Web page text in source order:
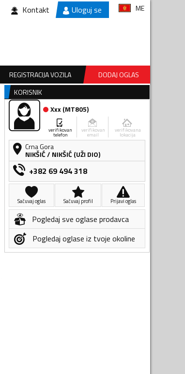
Kontakt Uloguj se ME
REGISTRACIJA VOZILA
DODAJ OGLAS
KORISNIK
Xxx(MT805)
verifikovan
telefon
verifikovan
email
verifikovana
lokacija
Crna Gora
NIKŠIĆ/ NIKŠIĆ (UŽI DIO)
+382 69 494 318
Sačuvaj oglas Sačuvaj profil Prijavi oglas
Pogledaj sve oglase prodavca
Pogledaj oglase iz tvoje okoline